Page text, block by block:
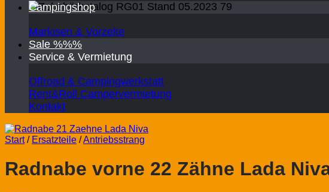
Campingshop
Markisen & Vorzelte
Sale %%%
Service & Vermietung
Offroad & Campingwerkstatt
Rent&Roll Campervermietung
Kontakt
Start / Ersatzteile /Antriebsstrang
Radnabe vorne 22 Zähne Lada